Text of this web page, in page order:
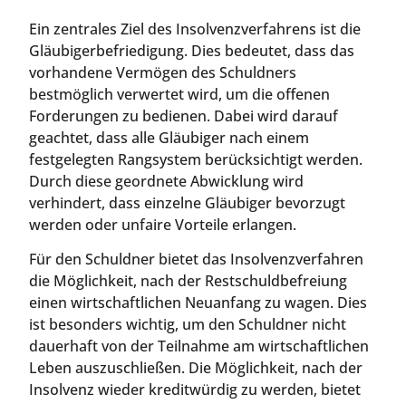
Ein zentrales Ziel des Insolvenzverfahrens ist die
Gläubigerbefriedigung. Dies bedeutet, dass das
vorhandene Vermögen des Schuldners
bestmöglich verwertet wird, um die offenen
Forderungen zu bedienen. Dabei wird darauf
geachtet, dass alle Gläubiger nach einem
festgelegten Rangsystem berücksichtigt werden.
Durch diese geordnete Abwicklung wird
verhindert, dass einzelne Gläubiger bevorzugt
werden oder unfaire Vorteile erlangen.
Für den Schuldner bietet das Insolvenzverfahren
die Möglichkeit, nach der Restschuldbefreiung
einen wirtschaftlichen Neuanfang zu wagen. Dies
ist besonders wichtig, um den Schuldner nicht
dauerhaft von der Teilnahme am wirtschaftlichen
Leben auszuschließen. Die Möglichkeit, nach der
Insolvenz wieder kreditwürdig zu werden, bietet